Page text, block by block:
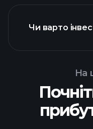
фінансових
брокера
Чи варто
На